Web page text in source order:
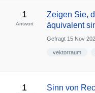
1
Antwort
Zeigen Sie,
äquivalent
Gefragt 15 Nov
vektorraum
1 Sinn von